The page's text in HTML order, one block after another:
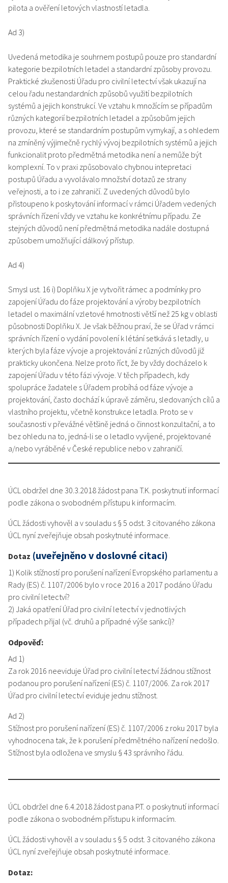
pilota a ověření letových vlastností letadla.
Ad 3)
Uvedená metodika je souhrnem postupů pouze pro standardní
kategorie bezpilotních letadel a standardní způsoby provozu.
Praktické zkušenosti Úřadu pro civilní letectví však ukazují na
celou řadu nestandardních způsobů využití bezpilotních
systémů a jejich konstrukcí. Ve vztahu k množícím se případům
různých kategorií bezpilotních letadel a způsobům jejich
provozu, které se standardním postupům vymykají, a s ohledem
na zmíněný výjimečně rychlý vývoj bezpilotních systémů a jejich
funkcionalit proto předmětná metodika není a nemůže být
komplexní. To v praxi způsobovalo chybnou intepretaci
postupů Úřadu a vyvolávalo množství dotazů ze strany
veřejnosti, a to i ze zahraničí. Z uvedených důvodů bylo
přistoupeno k poskytování informací v rámci Úřadem vedených
správních řízení vždy ve vztahu ke konkrétnímu případu. Ze
stejných důvodů není předmětná metodika nadále dostupná
způsobem umožňující dálkový přístup.
Ad 4)
Smysl ust. 16 i) Doplňku X je vytvořit rámec a podmínky pro
zapojení Úřadu do fáze projektování a výroby bezpilotních
letadel o maximální vzletové hmotnosti větší než 25 kg v oblasti
působnosti Doplňku X. Je však běžnou praxí, že se Úřad v rámci
správních řízení o vydání povolení k létání setkává s letadly, u
kterých byla fáze vývoje a projektování z různých důvodů již
prakticky ukončena. Nelze proto říct, že by vždy docházelo k
zapojení Úřadu v této fázi vývoje. V těch případech, kdy
spolupráce žadatele s Úřadem probíhá od fáze vývoje a
projektování, často dochází k úpravě záměru, sledovaných cílů a
vlastního projektu, včetně konstrukce letadla. Proto se v
současnosti v převážné většině jedná o činnost konzultační, a to
bez ohledu na to, jedná-li se o letadlo vyvíjené, projektované
a/nebo vyráběné v České republice nebo v zahraničí.
ÚCL obdržel dne 30.3.2018 žádost pana T.K. poskytnutí informací
podle zákona o svobodném přístupu k informacím.
ÚCL žádosti vyhověl a v souladu s § 5 odst. 3 citovaného zákona
ÚCL nyní zveřejňuje obsah poskytnuté informace.
Dotaz (uveřejněno v doslovné citaci)
1) Kolik stížností pro porušení nařízení Evropského parlamentu a
Rady (ES) č. 1107/2006 bylo v roce 2016 a 2017 podáno Úřadu
pro civilní letectví?
2) Jaká opatření Úřad pro civilní letectví v jednotlivých
případech přijal (vč. druhů a případné výše sankcí)?
Odpověď:
Ad 1)
Za rok 2016 neeviduje Úřad pro civilní letectví žádnou stížnost
podanou pro porušení nařízení (ES) č. 1107/2006. Za rok 2017
Úřad pro civilní letectví eviduje jednu stížnost.
Ad 2)
Stížnost pro porušení nařízení (ES) č. 1107/2006 z roku 2017 byla
vyhodnocena tak, že k porušení předmětného nařízení nedošlo.
Stížnost byla odložena ve smyslu § 43 správního řádu.
ÚCL obdržel dne 6.4.2018 žádost pana P.T. o poskytnutí informací
podle zákona o svobodném přístupu k informacím.
ÚCL žádosti vyhověl a v souladu s § 5 odst. 3 citovaného zákona
ÚCL nyní zveřejňuje obsah poskytnuté informace.
Dotaz: